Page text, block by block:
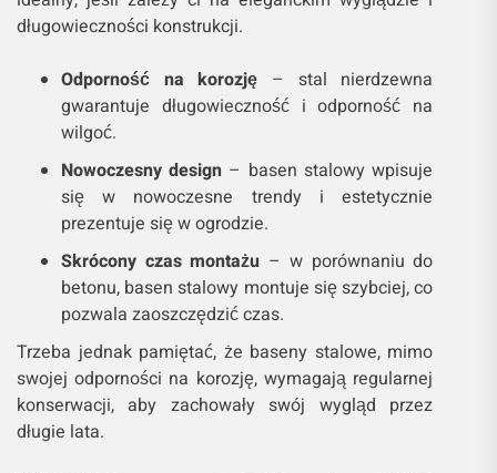
długowieczności konstrukcji.
Odporność na korozję – stal nierdzewna
gwarantuje długowieczność i odporność na
wilgoć.
Nowoczesny design – basen stalowy wpisuje
się w nowoczesne trendy i estetycznie
prezentuje się w ogrodzie.
Skrócony czas montażu – w porównaniu do
betonu, basen stalowy montuje się szybciej, co
pozwala zaoszczędzić czas.
Trzeba jednak pamiętać, że baseny stalowe, mimo
swojej odporności na korozję, wymagają regularnej
konserwacji, aby zachowały swój wygląd przez
długie lata.